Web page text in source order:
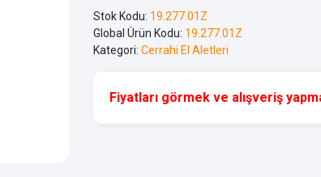
Stok Kodu: 19.277.01Z
Global Ürün Kodu: 19.277.01Z
Kategori: Cerrahi El Aletleri
Fiyatları görmek ve alışveriş